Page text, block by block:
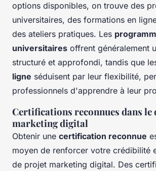
options disponibles, on trouve des
universitaires, des formations en
des ateliers pratiques. Les
universitaires offrent généralement
structuré et approfondi, tandis que
ligne séduisent par leur flexibilité,
professionnels d'apprendre à leur
Certifications reconnues dans le
marketing digital
Obtenir une certification reconnue
moyen de renforcer votre crédibilité
de projet marketing digital. Des